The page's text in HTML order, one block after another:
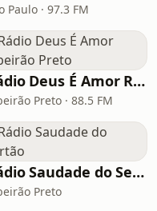
Paulo · 97.3 FM
Rádio Deus É Amor Ribeirão Preto
Preto · 88.5 FM
Rádio Saudade do Sertão
Preto